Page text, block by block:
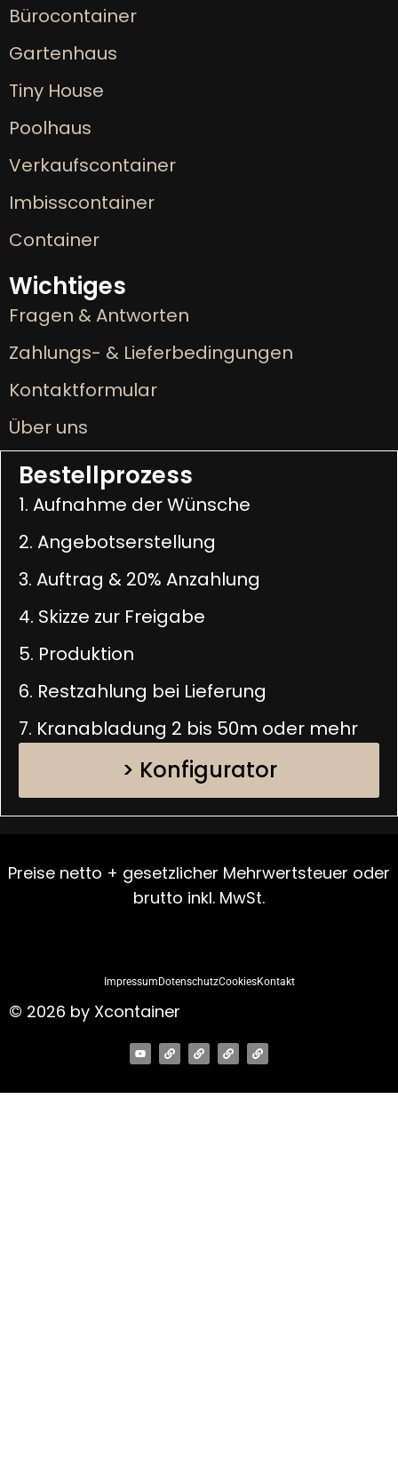
Bürocontainer
Gartenhaus
Tiny House
Poolhaus
Verkaufscontainer
Imbisscontainer
Container
Wichtiges
Fragen & Antworten
Zahlungs- & Lieferbedingungen
Kontaktformular
Über uns
Bestellprozess
1. Aufnahme der Wünsche
2. Angebotserstellung
3. Auftrag & 20% Anzahlung
4. Skizze zur Freigabe
5. Produktion
6. Restzahlung bei Lieferung
7. Kranabladung 2 bis 50m oder mehr
> Konfigurator
Preise netto + gesetzlicher Mehrwertsteuer oder
brutto inkl. MwSt.
Impressum DotenschutzCookiesKontakt
© 2026 by Xcontainer
Y
o
u
L
i
n
L
i
n
L
i
n
L
i
n